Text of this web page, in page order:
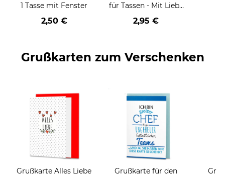
1 Tasse mit Fenster
2,50 €
für Tassen - Mit Liebe
geschenkt
2,95 €
Grußkarten zum Verschenken
Grußkarte Alles Liebe
Grußkarte für den